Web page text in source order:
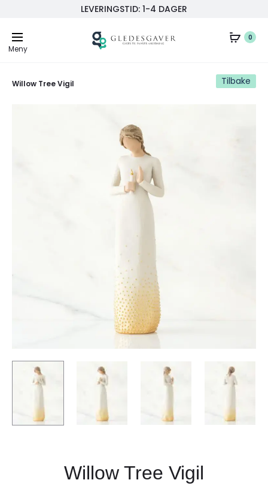
LEVERINGSTID: 1-4 DAGER
Meny
0
Willow Tree Vigil Tilbake
Willow Tree Vigil